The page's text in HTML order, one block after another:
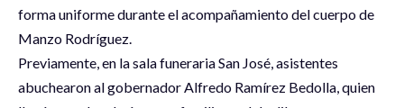
forma uniforme durante el acompañamiento del cuerpo de
Manzo Rodríguez.
Previamente, en la sala funeraria San José, asistentes
abuchearon al gobernador Alfredo Ramírez Bedolla, quien